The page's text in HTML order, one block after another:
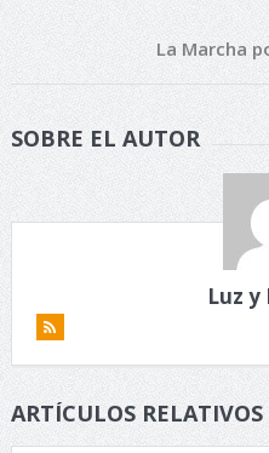
La Marcha
SOBRE EL AUTOR
Luz y
ARTÍCULOS RELATIVOS